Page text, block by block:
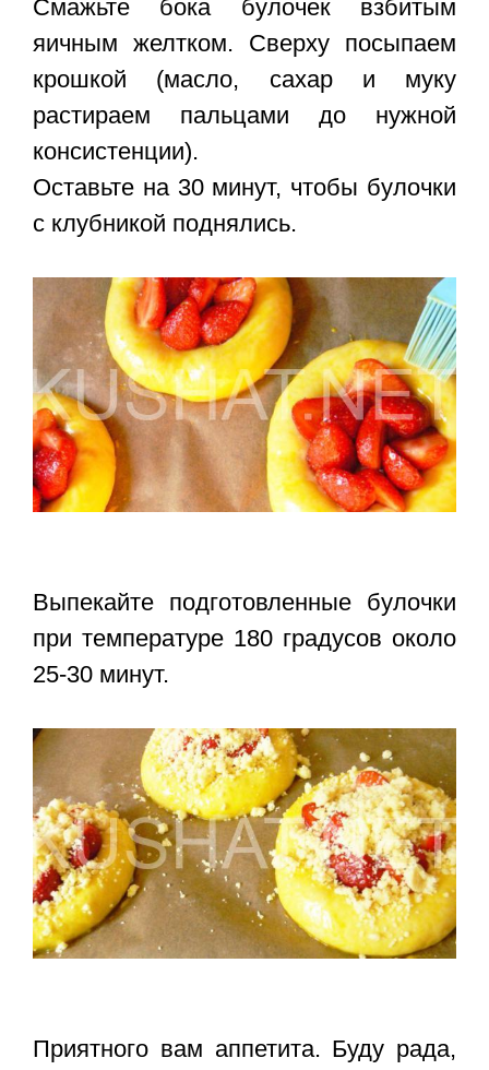
Смажьте бока булочек взбитым
яичным желтком. Сверху посыпаем
крошкой (масло, сахар и муку
растираем пальцами до нужной
консистенции).
Оставьте на 30 минут, чтобы булочки
с клубникой поднялись.
Выпекайте подготовленные булочки
при температуре 180 градусов около
25-30 минут.
Приятного вам аппетита. Буду рада,